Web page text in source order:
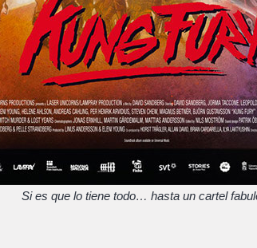
Si es que lo tiene todo… hasta un cartel